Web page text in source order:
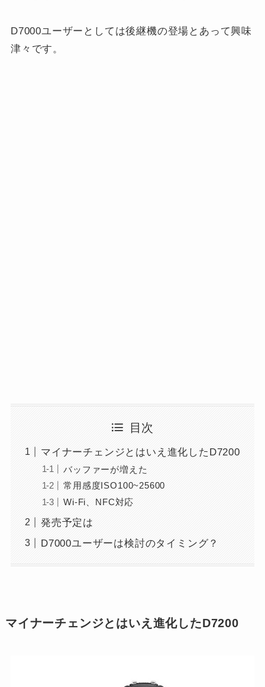
D7000ユーザーとしては後継機の登場とあって興味
津々です。
目次
マイナーチェンジとはいえ進化したD7200
バッファーが増えた
常用感度ISO100~25600
Wi-Fi、NFC対応
発売予定は
D7000ユーザーは検討のタイミング？
マイナーチェンジとはいえ進化したD7200